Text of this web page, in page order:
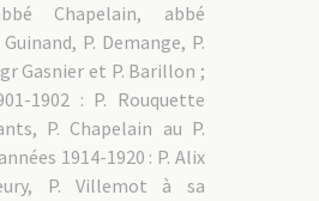
Chapelain, abbé
P. Demange, P.
Gasnier et P. Barillon ;
1902 : P. Rouquette
P. Chapelain au P.
1914-1920 : P. Alix
P. Villemot à sa